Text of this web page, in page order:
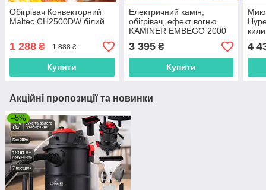
Обігрівач Конвекторний
Maltec CH2500DW білий
1 288 ₴ 1 888 ₴
Купити
Електричний камін,
обігрівач, ефект вогню
KAMINER EMBEGO 2000
Вт 26400
3 395₴
Купити
4
Акційні пропозиції та новинки
–5%